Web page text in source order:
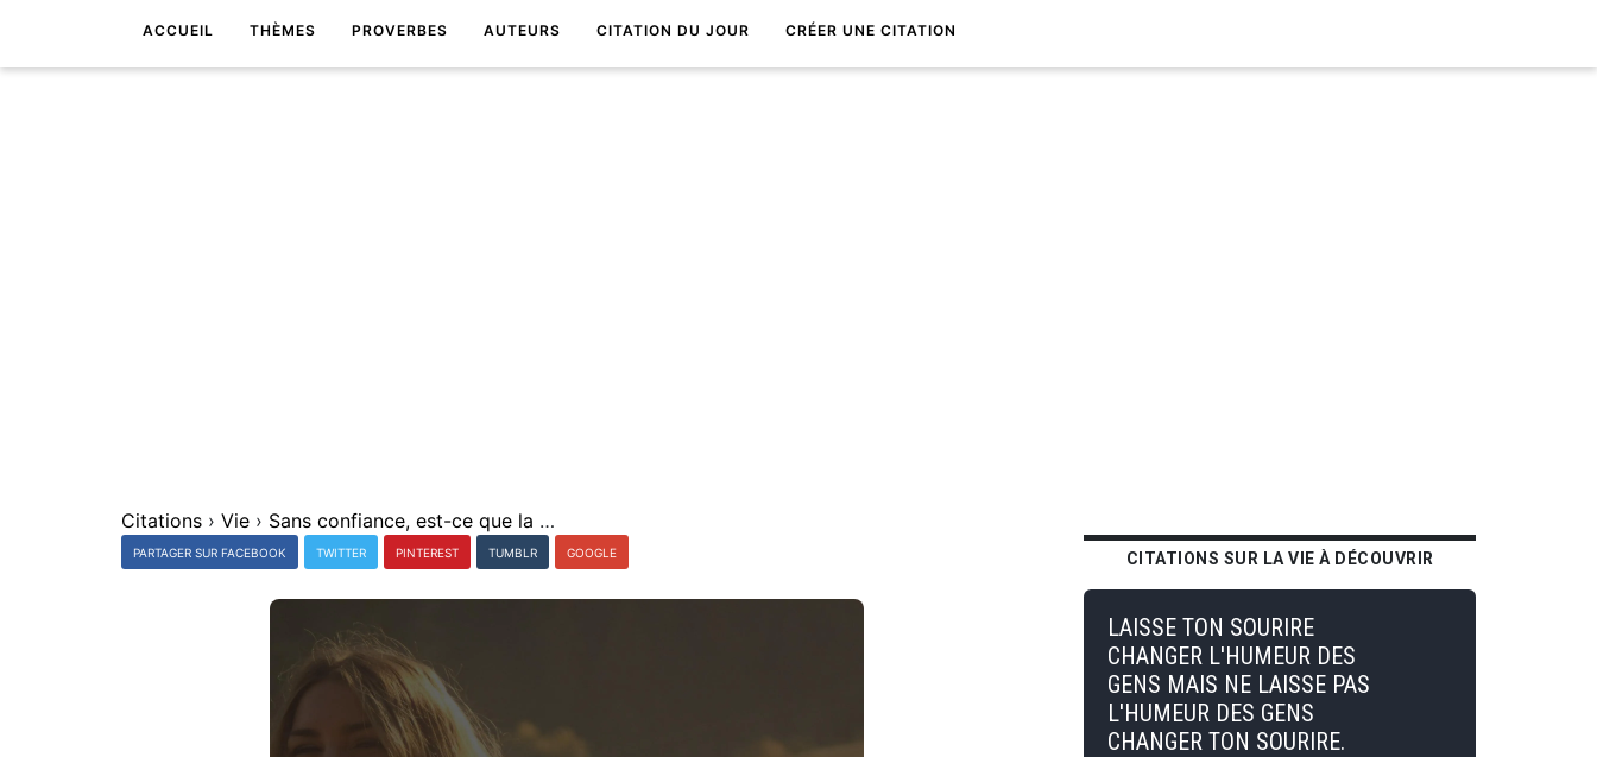
ACCUEIL THÈMES PROVERBES AUTEURS CITATION DU JOUR CRÉER UNE CITATION
Citations › Vie › Sans confiance, est-ce que la vie est possible ?
PARTAGER SUR FACEBOOK TWITTER PINTEREST TUMBLR GOOGLE CITATIONS SUR LA VIE À DÉCOUVRIR
LAISSE TON SOURIRE
CHANGER L'HUMEUR DES
GENS MAIS NE LAISSE PAS
L'HUMEUR DES GENS
CHANGER TON SOURIRE.